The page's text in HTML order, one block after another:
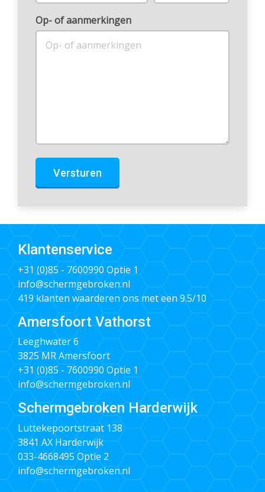
Op- of aanmerkingen
Versturen
Klantenservice
+31 (0)85 - 7600990 Optie 1
info@schermgebroken.nl
419 klanten waarderen ons met een 9.5/10
Amersfoort Vathorst
Leeghwater 6
3825 MR Amersfoort
+31 (0)85 - 7600990 Optie 1
info@schermgebroken.nl
Schermgebroken Harderwijk
Luttekepoortstraat 138
3841 AX Harderwijk
033-4668495 Optie 2
info@schermgebroken.nl